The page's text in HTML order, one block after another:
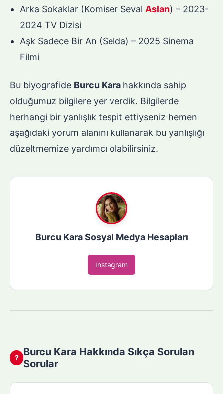
Arka Sokaklar (Komiser Seval Aslan) – 2023-
2024 TV Dizisi
Aşk Sadece Bir An (Selda) – 2025 Sinema
Filmi
Bu biyografide Burcu Kara hakkında sahip
olduğumuz bilgilere yer verdik. Bilgilerde
herhangi bir yanlışlık tespit ettiyseniz hemen
aşağıdaki yorum alanını kullanarak bu yanlışlığı
düzeltmemize yardımcı olabilirsiniz.
Burcu Kara Sosyal Medya Hesapları
Instagram
?
Burcu Kara Hakkında Sıkça Sorulan
Sorular